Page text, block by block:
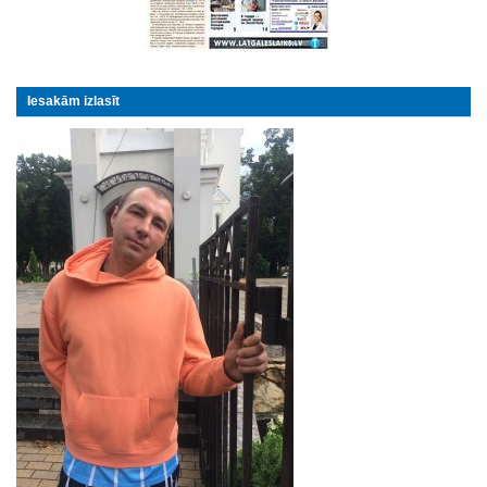
Iesakām izlasīt